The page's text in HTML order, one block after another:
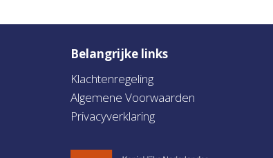
Belangrijke links
Klachtenregeling
Algemene Voorwaarden
Privacyverklaring